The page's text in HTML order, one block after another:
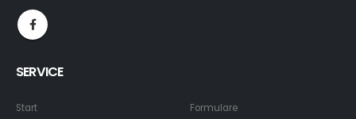
SERVICE
Start
Formulare